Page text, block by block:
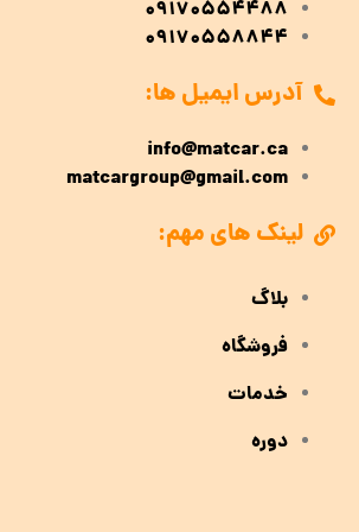
09170554488
09170558844
آدرس ایمیل ها:
info@matcar.ca
matcargroup@gmail.com
لینک های مهم:
بلاگ
فروشگاه
خدمات
دوره